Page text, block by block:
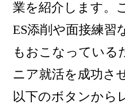
業を紹介します。
ES添削や面接練習
もおこなっている
ニア就活を成功さ
以下のボタンから